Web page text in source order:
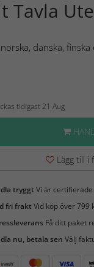
Tavla
danska, finska
tidigast 21 Aug
Lägg till i
tryggtVi är certifierade
fri fraktVid köp över 799
Få ditt paket
nu, betala sen Välj